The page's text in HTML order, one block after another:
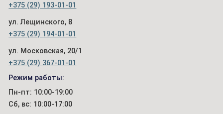
+375 (29) 193-01-01
ул. Лещинского, 8
+375 (29) 194-01-01
ул. Московская, 20/1
+375 (29) 367-01-01
Режим работы:
Пн-пт: 10:00-19:00
Сб, вс: 10:00-17:00